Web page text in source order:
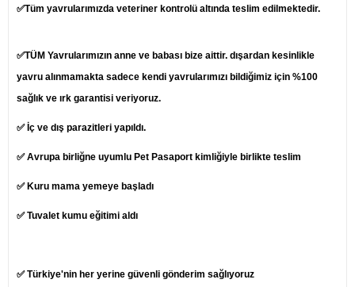
✅Tüm yavrularımızda veteriner kontrolü altında teslim edilmektedir.
✅TÜM Yavrularımızın anne ve babası bize aittir. dışardan kesinlikle
yavru alınmamakta sadece kendi yavrularımızı bildiğimiz için %100
sağlık ve ırk garantisi veriyoruz.
✅ İç ve dış parazitleri yapıldı.
✅ Avrupa birliğne uyumlu Pet Pasaport kimliğiyle birlikte teslim
✅ Kuru mama yemeye başladı
✅ Tuvalet kumu eğitimi aldı
✅ Türkiye'nin her yerine güvenli gönderim sağlıyoruz